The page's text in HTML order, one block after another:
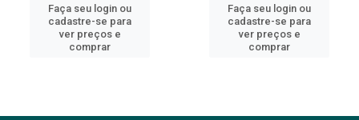
Faça seu login ou
cadastre-se para
ver preços e
comprar
Faça seu login ou
cadastre-se para
ver preços e
comprar